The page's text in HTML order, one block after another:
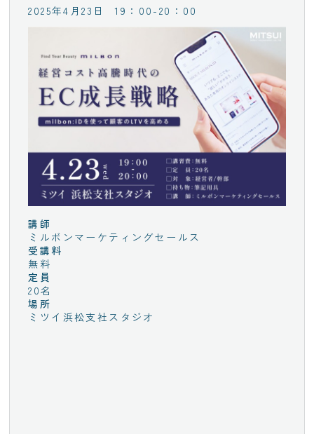
2025年4月23日 19：00-20：00
講師
ミルボンマーケティングセールス
受講料
無料
定員
20名
場所
ミツイ浜松支社スタジオ